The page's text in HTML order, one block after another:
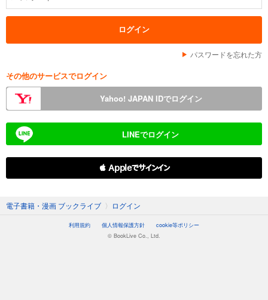
パスワードを忘れた方
その他のサービスでログイン
Yahoo! JAPAN IDでログイン
LINEでログイン
 Appleでサインイン
電子書籍・漫画 ブックライブ 〉 ログイン
利用規約 個人情報保護方針
cookie等ポリシー
© BookLive Co., Ltd.